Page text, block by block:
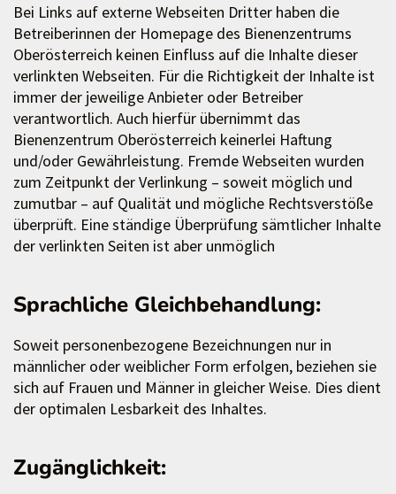
Bei Links auf externe Webseiten Dritter haben die
Betreiberinnen der Homepage des Bienenzentrums
Oberösterreich keinen Einfluss auf die Inhalte dieser
verlinkten Webseiten. Für die Richtigkeit der Inhalte ist
immer der jeweilige Anbieter oder Betreiber
verantwortlich. Auch hierfür übernimmt das
Bienenzentrum Oberösterreich keinerlei Haftung
und/oder Gewährleistung. Fremde Webseiten wurden
zum Zeitpunkt der Verlinkung – soweit möglich und
zumutbar – auf Qualität und mögliche Rechtsverstöße
überprüft. Eine ständige Überprüfung sämtlicher Inhalte
der verlinkten Seiten ist aber unmöglich
Sprachliche Gleichbehandlung:
Soweit personenbezogene Bezeichnungen nur in
männlicher oder weiblicher Form erfolgen, beziehen sie
sich auf Frauen und Männer in gleicher Weise. Dies dient
der optimalen Lesbarkeit des Inhaltes.
Zugänglichkeit: